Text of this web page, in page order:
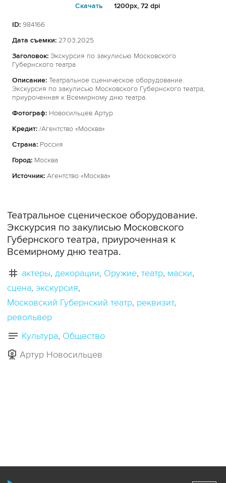
Cкачать 1200px, 72 dpi
ID: 984166
Дата съемки: 27.03.2025
Заголовок: Экскурсия по закулисью Московского
Губернского театра
Описание: Театральное сценическое оборудование.
Экскурсия по закулисью Московского Губернского театра,
приуроченная к Всемирному дню театра.
Фотограф: Новосильцев Артур
Кредит: /Агентство «Москва»
Страна: Россия
Город: Москва
Источник: Агентство «Москва»
Театральное сценическое оборудование.
Экскурсия по закулисью Московского
Губернского театра, приуроченная к
Всемирному дню театра.
актеры декорации Оружие театр маски
сцена экскурсия
Московский Губернский театр реквизит
револьвер
Культура Общество
Артур Новосильцев